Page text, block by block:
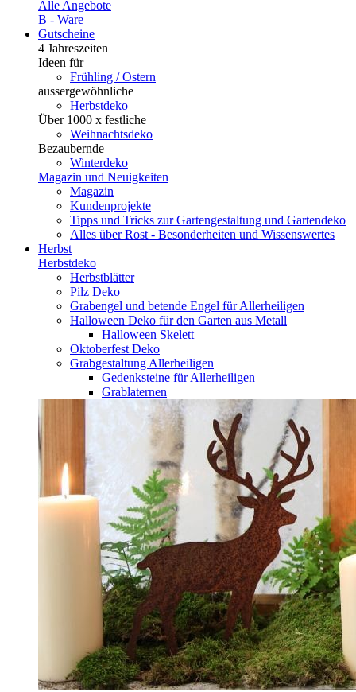
Alle Angebote
B - Ware
Gutscheine
4 Jahreszeiten
Ideen für
Frühling / Ostern
aussergewöhnliche
Herbstdeko
Über 1000 x festliche
Weihnachtsdeko
Bezaubernde
Winterdeko
Magazin und Neuigkeiten
Magazin
Kundenprojekte
Tipps und Tricks zur Gartengestaltung und Gartendeko
Alles über Rost - Besonderheiten und Wissenswertes
Herbst
Herbstdeko
Herbstblätter
Pilz Deko
Grabengel und betende Engel für Allerheiligen
Halloween Deko für den Garten aus Metall
Halloween Skelett
Oktoberfest Deko
Grabgestaltung Allerheiligen
Gedenksteine für Allerheiligen
Grablaternen